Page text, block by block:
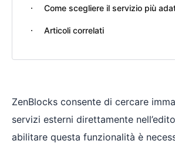
Come scegliere il servizio più
Articoli correlati
ZenBlocks consente di cercare
servizi esterni direttamente
abilitare questa funzionalità è